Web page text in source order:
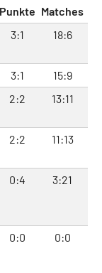
Punkte Matches
3:1 18:6
3:1 15:9
2:2 13:11
2:2 11:13
0:4 3:21
0:0 0:0